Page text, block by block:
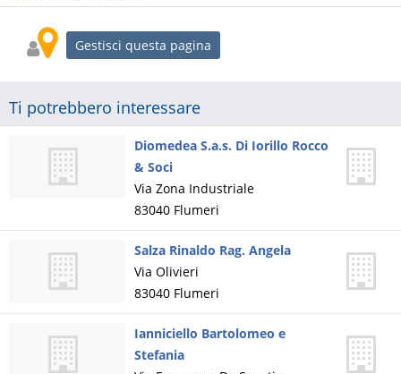
Gestisci questa pagina
Ti potrebbero interessare
Diomedea S.a.s. Di Iorillo Rocco
& Soci
Via Zona Industriale
83040 Flumeri
Salza Rinaldo Rag. Angela
Via Olivieri
83040 Flumeri
Ianniciello Bartolomeo e
Stefania